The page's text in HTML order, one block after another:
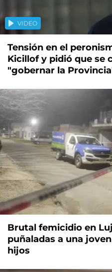
VIDEO
Tensión en el
Kicillof y pidió que se
"gobernar la
Brutal femicidio en
puñaladas a una
hijos